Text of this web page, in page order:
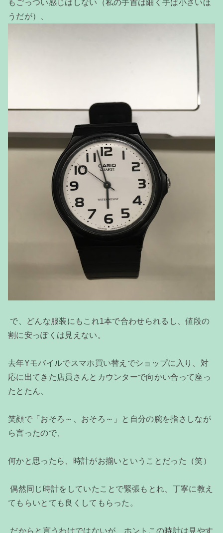
もごっつい感じはしない（私の手首は細く手は小さいほ
うだが）、
で、どんな服装にもこれ1本で合わせられるし、値段の
割に安っぽくは見えない。
去年Yモバイルでスマホ買い替えでショップに入り、対
応に出てきた店員さんとカウンターで向かい合って座っ
たとたん、
笑顔で「おそろ～、おそろ～」と自分の腕を指さしなが
ら言ったので、
何かと思ったら、時計がお揃いということだった（笑）
偶然同じ時計をしていたことで緊張もとれ、丁寧に教え
てもらいとても良くしてもらった。
だからと言うわけではないが、ホントこの時計は見やす